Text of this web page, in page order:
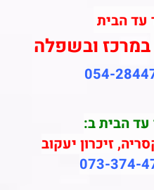
עד הבית
במרכז ובשפלה
054-
עד הבית ב:
זיכרון יעקוב
073-374-